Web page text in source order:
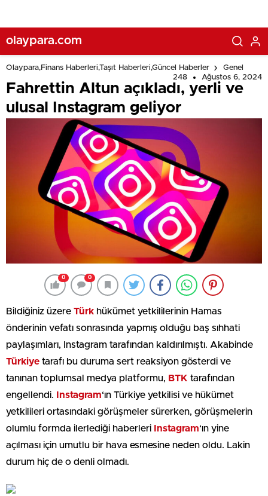
olaypara.com
Olaypara,Finans Haberleri,Taşıt Haberleri,Güncel Haberler
Genel
248
Ağustos 6, 2024
Fahrettin Altun açıkladı, yerli ve
ulusal Instagram geliyor
0 0
Bildiğiniz üzere Türk hükümet yetkililerinin Hamas
önderinin vefatı sonrasında yapmış olduğu baş sıhhati
paylaşımları, Instagram tarafından kaldırılmıştı. Akabinde
Türkiye tarafı bu duruma sert reaksiyon gösterdi ve
tanınan toplumsal medya platformu, BTK tarafından
engellendi.
Instagram‘ın Türkiye yetkilisi ve hükümet
yetkilileri ortasındaki görüşmeler sürerken, görüşmelerin
olumlu formda ilerlediği haberleri Instagram‘ın yine
açılması için umutlu bir hava esmesine neden oldu. Lakin
durum hiç de o denli olmadı.